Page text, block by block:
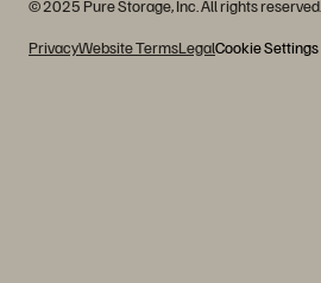
© 2025 Pure Storage, Inc. All rights reserved.
PrivacyWebsite TermsLegalCookie Settings